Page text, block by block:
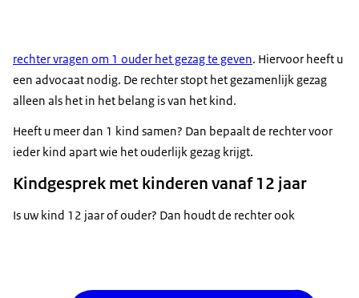
rechter vragen om 1 ouder het gezag te geven. Hiervoor heeft u
een advocaat nodig. De rechter stopt het gezamenlijk gezag
alleen als het in het belang is van het kind.
Heeft u meer dan 1 kind samen? Dan bepaalt de rechter voor
ieder kind apart wie het ouderlijk gezag krijgt.
Kindgesprek met kinderen vanaf 12 jaar
Is uw kind 12 jaar of ouder? Dan houdt de rechter ook